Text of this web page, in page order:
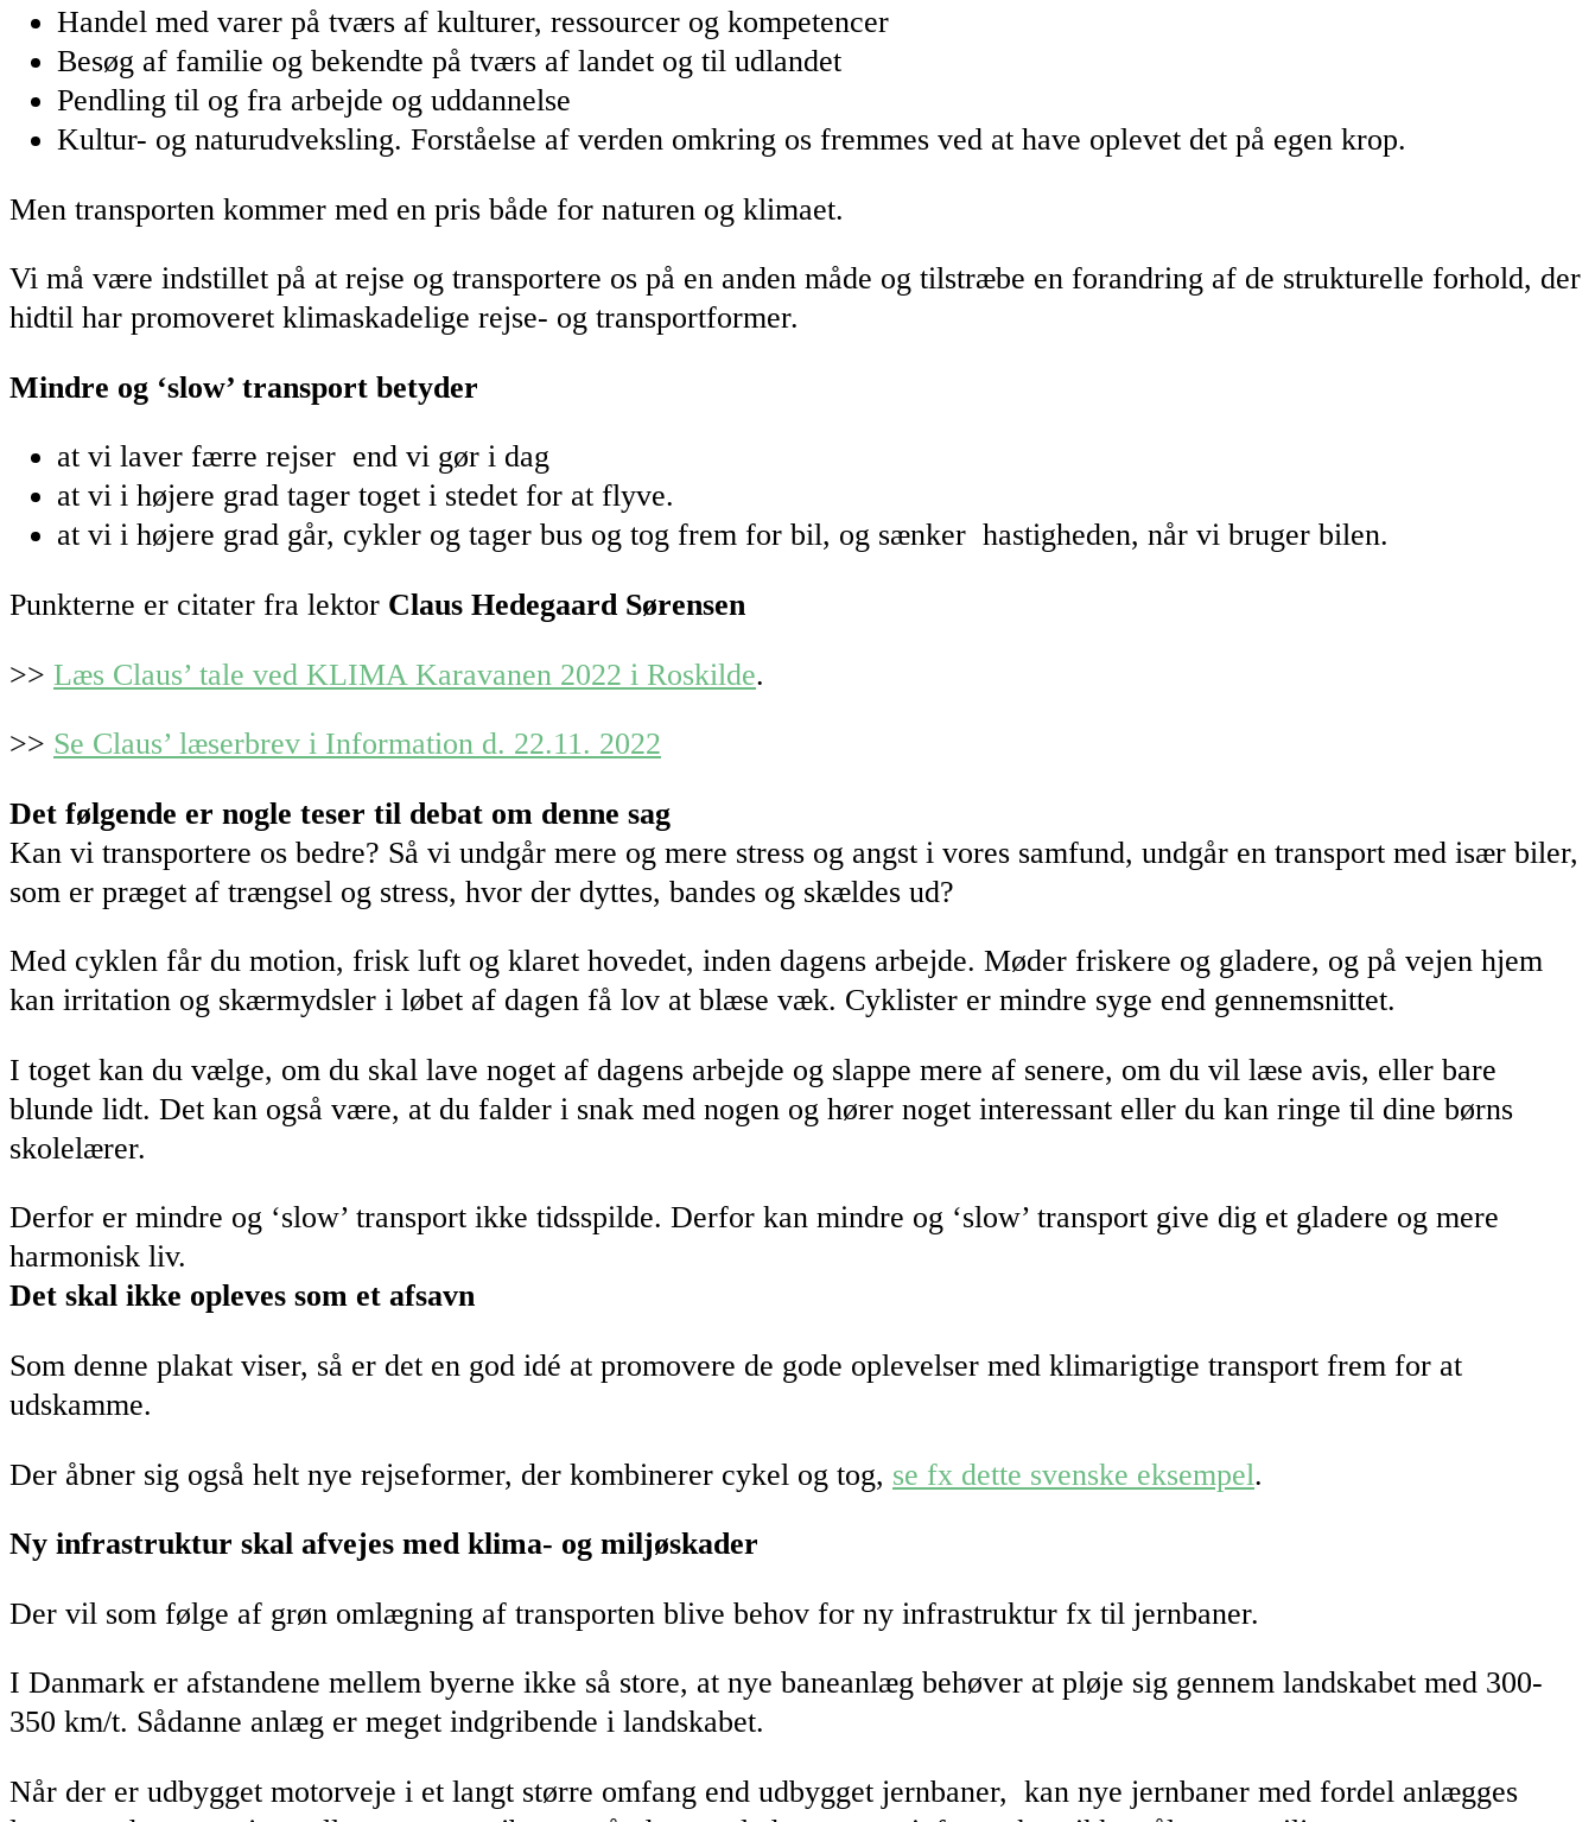
Handel med varer på tværs af kulturer, ressourcer og kompetencer
Besøg af familie og bekendte på tværs af landet og til udlandet
Pendling til og fra arbejde og uddannelse
Kultur- og naturudveksling. Forståelse af verden omkring os fremmes ved at have oplevet det på egen krop.
Men transporten kommer med en pris både for naturen og klimaet.
Vi må være indstillet på at rejse og transportere os på en anden måde og tilstræbe en forandring af de strukturelle forhold, der
hidtil har promoveret klimaskadelige rejse- og transportformer.
Mindre og ‘slow’ transport betyder
at vi laver færre rejser end vi gør i dag
at vi i højere grad tager toget i stedet for at flyve.
at vi i højere grad går, cykler og tager bus og tog frem for bil, og sænker hastigheden, når vi bruger bilen.
Punkterne er citater fra lektor Claus Hedegaard Sørensen
>> Læs Claus’ tale ved KLIMA Karavanen 2022 i Roskilde.
>> Se Claus’ læserbrev i Information d. 22.11. 2022
Det følgende er nogle teser til debat om denne sag
Kan vi transportere os bedre? Så vi undgår mere og mere stress og angst i vores samfund, undgår en transport med især biler,
som er præget af trængsel og stress, hvor der dyttes, bandes og skældes ud?
Med cyklen får du motion, frisk luft og klaret hovedet, inden dagens arbejde. Møder friskere og gladere, og på vejen hjem
kan irritation og skærmydsler i løbet af dagen få lov at blæse væk. Cyklister er mindre syge end gennemsnittet.
I toget kan du vælge, om du skal lave noget af dagens arbejde og slappe mere af senere, om du vil læse avis, eller bare
blunde lidt. Det kan også være, at du falder i snak med nogen og hører noget interessant eller du kan ringe til dine børns
skolelærer.
Derfor er mindre og ‘slow’ transport ikke tidsspilde. Derfor kan mindre og ‘slow’ transport give dig et gladere og mere
harmonisk liv.
Det skal ikke opleves som et afsavn
Som denne plakat viser, så er det en god idé at promovere de gode oplevelser med klimarigtige transport frem for at
udskamme.
Der åbner sig også helt nye rejseformer, der kombinerer cykel og tog, se fx dette svenske eksempel.
Ny infrastruktur skal afvejes med klima- og miljøskader
Der vil som følge af grøn omlægning af transporten blive behov for ny infrastruktur fx til jernbaner.
I Danmark er afstandene mellem byerne ikke så store, at nye baneanlæg behøver at pløje sig gennem landskabet med 300-
350 km/t. Sådanne anlæg er meget indgribende i landskabet.
Når der er udbygget motorveje i et langt større omfang end udbygget jernbaner, kan nye jernbaner med fordel anlægges